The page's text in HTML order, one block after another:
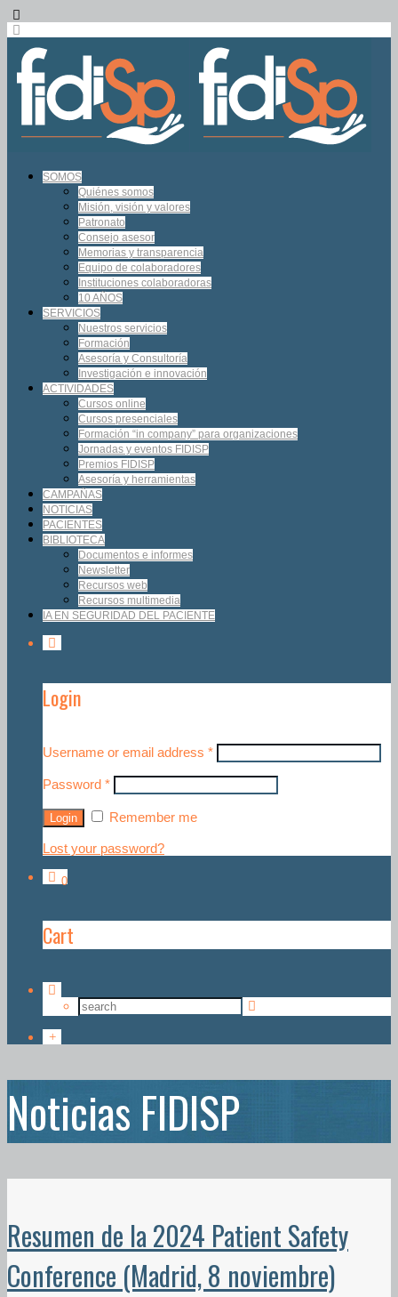
SOMOS
Quiénes somos
Misión, visión y valores
Patronato
Consejo asesor
Memorias y transparencia
Equipo de colaboradores
Instituciones colaboradoras
10 AÑOS
SERVICIOS
Nuestros servicios
Formación
Asesoría y Consultoría
Investigación e innovación
ACTIVIDADES
Cursos online
Cursos presenciales
Formación “in company” para organizaciones
Jornadas y eventos FIDISP
Premios FIDISP
Asesoría y herramientas
CAMPAÑAS
NOTICIAS
PACIENTES
BIBLIOTECA
Documentos e informes
Newsletter
Recursos web
Recursos multimedia
IA EN SEGURIDAD DEL PACIENTE
Login
Username or email address *
Password *
Remember me
Lost your password?
0
Cart
Noticias FIDISP
Resumen de la 2024 Patient Safety
Conference (Madrid, 8 noviembre)